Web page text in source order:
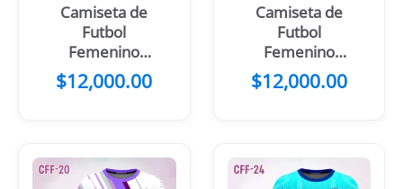
Camiseta de
Futbol
Femenino
Franjas
Rosadas
$12,000.00
Camiseta de
Futbol
Femenino
Morado Blanco
$12,000.00